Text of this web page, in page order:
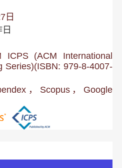
日
ICPS (ACM International
Series)(ISBN: 979-8-4007-
，Scopus，Google